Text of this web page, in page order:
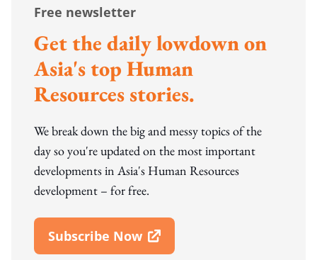
Free newsletter
Get the daily lowdown on
Asia's top Human
Resources stories.
We break down the big and messy topics of the
day so you're updated on the most important
developments in Asia's Human Resources
development – for free.
Subscribe Now
Open In New Window